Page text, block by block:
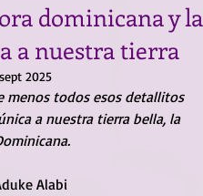
dominicana y la
a nuestra tierra
2025
menos todos esos detallitos
a nuestra tierra bella, la
Alabi